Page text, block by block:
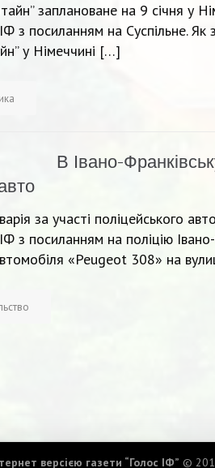
заплановане на 9 січня у
з посиланням на Суспільне. Як
у Німеччині […]
В Івано-
за участі поліцейського
з посиланням на поліцію Івано-
«Peugeot 308» на
версією газети “Голос ІФ” ©